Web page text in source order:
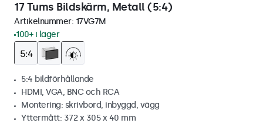
17 Tums Bildskärm, Metall (5:4)
Artikelnummer: 17VG7M
100+ i lager
5:4 bildförhållande
HDMI, VGA, BNC och RCA
Montering: skrivbord, inbyggd, vägg
Yttermått: 372 x 305 x 40 mm